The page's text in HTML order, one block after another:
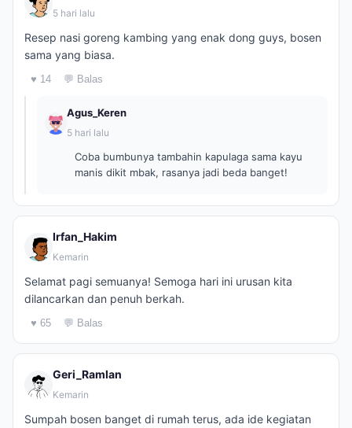
5 hari lalu
Resep nasi goreng kambing yang enak dong guys, bosen
sama yang biasa.
♥ 14 💬 Balas
Agus_Keren
5 hari lalu
Coba bumbunya tambahin kapulaga sama kayu
manis dikit mbak, rasanya jadi beda banget!
Irfan_Hakim
Kemarin
Selamat pagi semuanya! Semoga hari ini urusan kita
dilancarkan dan penuh berkah.
♥ 65 💬 Balas
Geri_Ramlan
Kemarin
Sumpah bosen banget di rumah terus, ada ide kegiatan